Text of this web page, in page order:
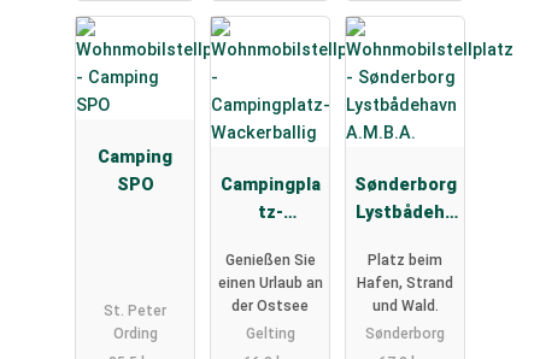
Camping
SPO
St. Peter
Ording
Campingpla
tz-
g
Genießen Sie
einen Urlaub an
der Ostsee
Gelting
Sønderborg
Lystbådeha
Platz beim
Hafen, Strand
und Wald.
Sønderborg